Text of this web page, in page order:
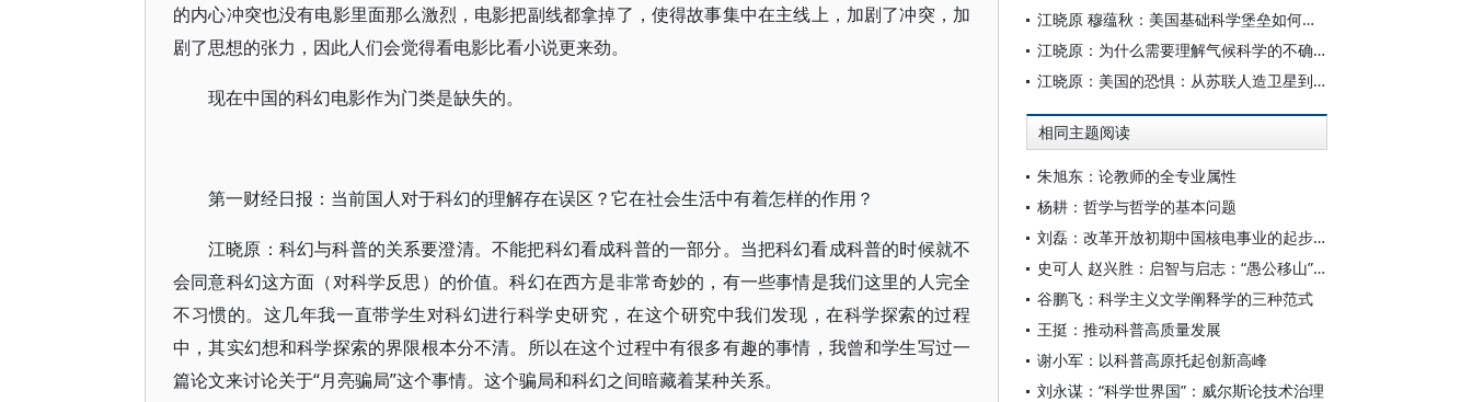
的内心冲突也没有电影里面那么激烈，电影把副线都拿掉了，使得故事集中在主线上，加剧了冲突，加
剧了思想的张力，因此人们会觉得看电影比看小说更来劲。
现在中国的科幻电影作为门类是缺失的。
第一财经日报：当前国人对于科幻的理解存在误区？它在社会生活中有着怎样的作用？
江晓原：科幻与科普的关系要澄清。不能把科幻看成科普的一部分。当把科幻看成科普的时候就不
会同意科幻这方面（对科学反思）的价值。科幻在西方是非常奇妙的，有一些事情是我们这里的人完全
不习惯的。这几年我一直带学生对科幻进行科学史研究，在这个研究中我们发现，在科学探索的过程
中，其实幻想和科学探索的界限根本分不清。所以在这个过程中有很多有趣的事情，我曾和学生写过一
篇论文来讨论关于“月亮骗局”这个事情。这个骗局和科幻之间暗藏着某种关系。
江晓原 穆蕴秋：美国基础科学堡垒如何从内部沦陷
江晓原：为什么需要理解气候科学的不确定性
江晓原：美国的恐惧：从苏联人造卫星到中国高空气球
相同主题阅读
朱旭东：论教师的全专业属性
杨耕：哲学与哲学的基本问题
刘磊：改革开放初期中国核电事业的起步与中美核能合作
史可人 赵兴胜：启智与启志：“愚公移山”在近代中国的转型与传播
谷鹏飞：科学主义文学阐释学的三种范式
王挺：推动科普高质量发展
谢小军：以科普高原托起创新高峰
刘永谋：“科学世界国”：威尔斯论技术治理